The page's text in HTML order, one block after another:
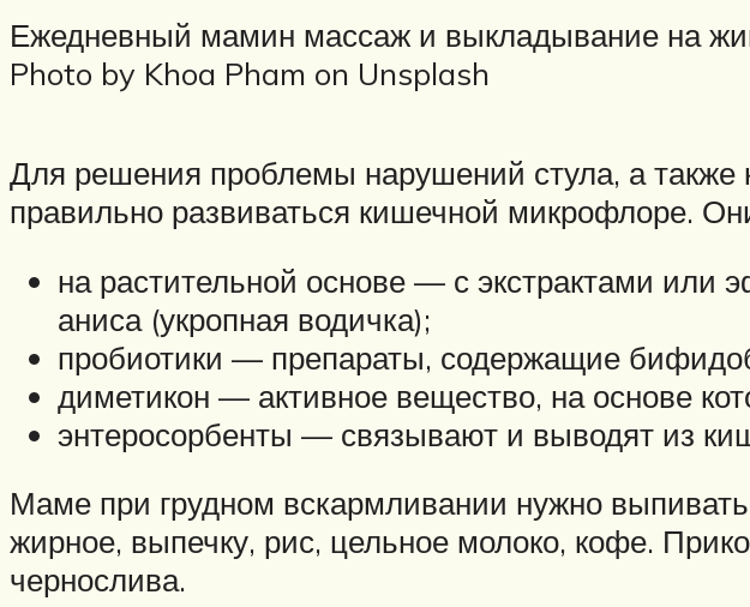
Ежедневный мамин массаж и выкладывание на
Photo by Khoa Pham on Unsplash
Для решения проблемы нарушений стула, а также
правильно развиваться кишечной микрофлоре.
на растительной основе — с экстрактами
аниса (укропная водичка);
пробиотики — препараты, содержащие
диметикон — активное вещество, на основе
энтеросорбенты — связывают и выводят из
Маме при грудном вскармливании нужно
жирное, выпечку, рис, цельное молоко, кофе.
чернослива.